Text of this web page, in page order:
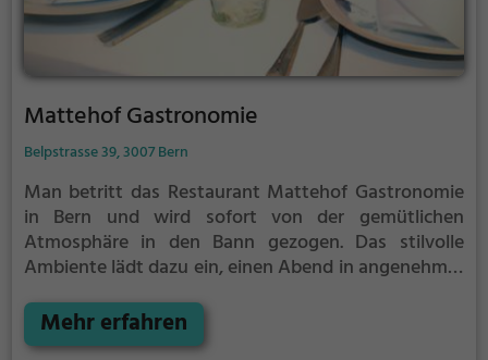
Mattehof Gastronomie
Belpstrasse 39, 3007 Bern
Man betritt das Restaurant Mattehof Gastronomie
in Bern und wird sofort von der gemütlichen
Atmosphäre in den Bann gezogen. Das stilvolle
Ambiente lädt dazu ein, einen Abend in angenehmer
an Getränken und Speisen lässt keine Wünsche
offen. Egal ob man Lust auf deftige Schweizer Küche
Mehr erfahren